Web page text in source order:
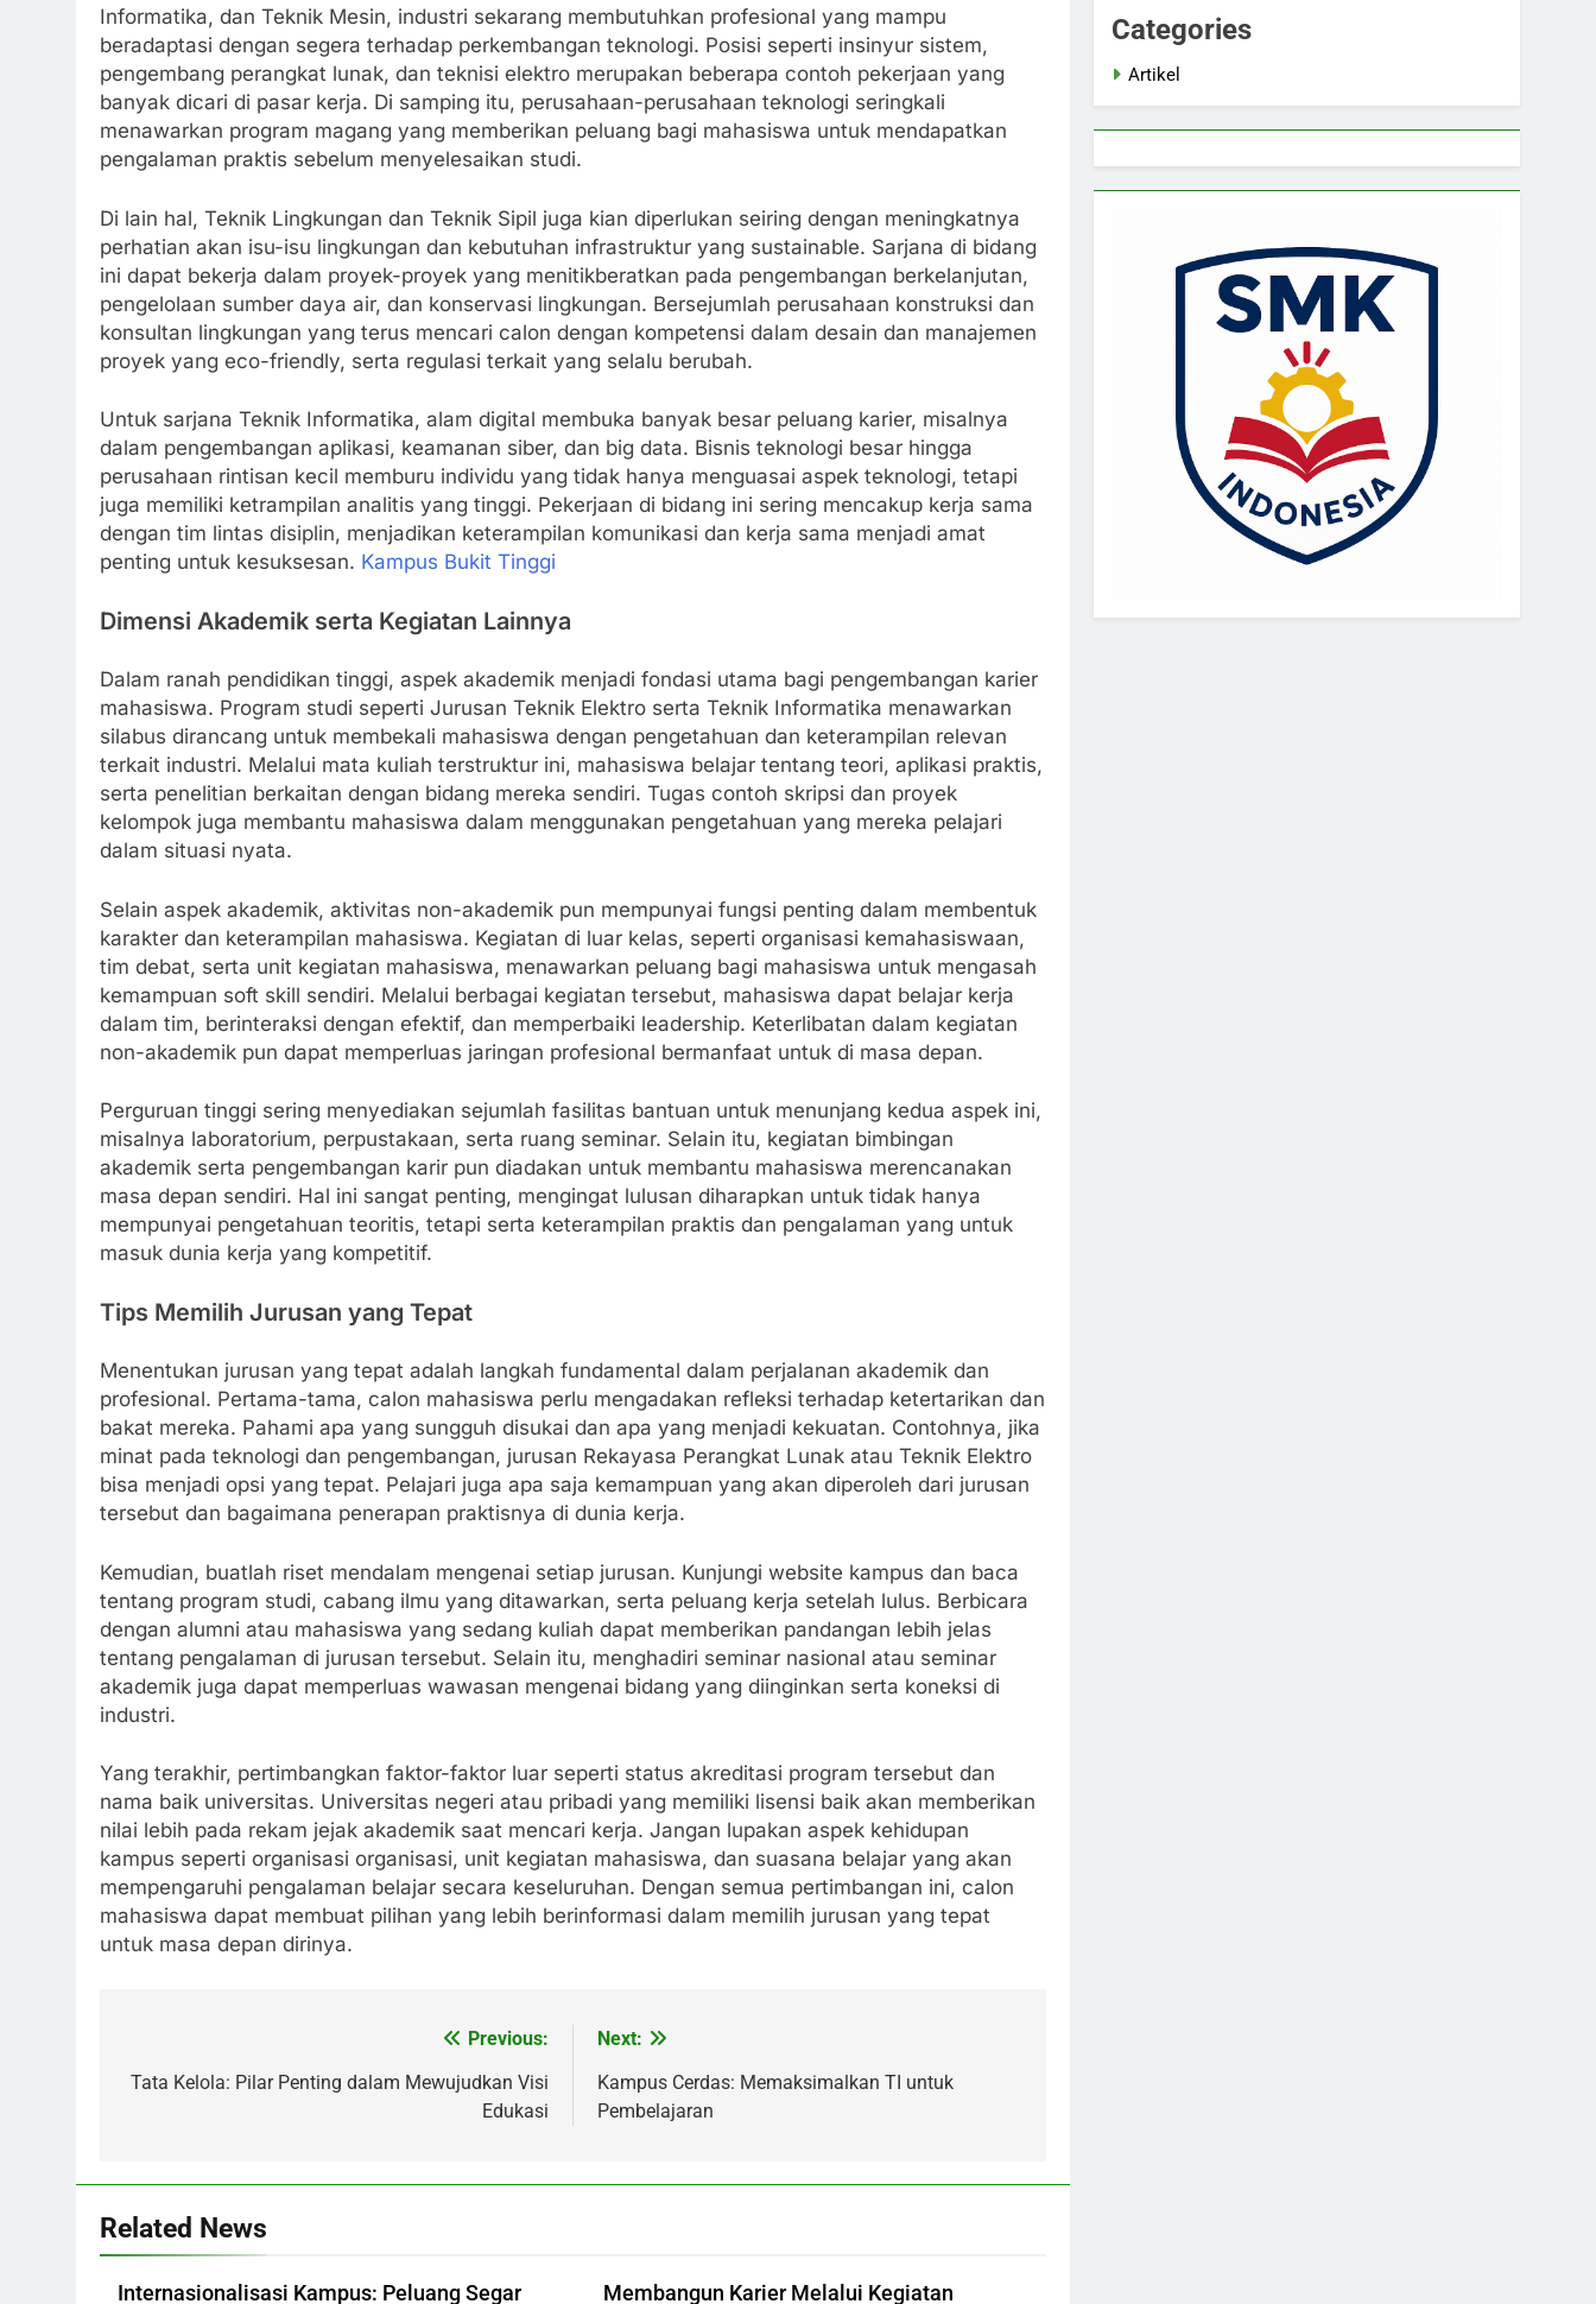
Informatika, dan Teknik Mesin, industri sekarang membutuhkan profesional yang mampu
beradaptasi dengan segera terhadap perkembangan teknologi. Posisi seperti insinyur sistem,
pengembang perangkat lunak, dan teknisi elektro merupakan beberapa contoh pekerjaan yang
banyak dicari di pasar kerja. Di samping itu, perusahaan-perusahaan teknologi seringkali
menawarkan program magang yang memberikan peluang bagi mahasiswa untuk mendapatkan
pengalaman praktis sebelum menyelesaikan studi.
Di lain hal, Teknik Lingkungan dan Teknik Sipil juga kian diperlukan seiring dengan meningkatnya
perhatian akan isu-isu lingkungan dan kebutuhan infrastruktur yang sustainable. Sarjana di bidang
ini dapat bekerja dalam proyek-proyek yang menitikberatkan pada pengembangan berkelanjutan,
pengelolaan sumber daya air, dan konservasi lingkungan. Bersejumlah perusahaan konstruksi dan
konsultan lingkungan yang terus mencari calon dengan kompetensi dalam desain dan manajemen
proyek yang eco-friendly, serta regulasi terkait yang selalu berubah.
Untuk sarjana Teknik Informatika, alam digital membuka banyak besar peluang karier, misalnya
dalam pengembangan aplikasi, keamanan siber, dan big data. Bisnis teknologi besar hingga
perusahaan rintisan kecil memburu individu yang tidak hanya menguasai aspek teknologi, tetapi
juga memiliki ketrampilan analitis yang tinggi. Pekerjaan di bidang ini sering mencakup kerja sama
dengan tim lintas disiplin, menjadikan keterampilan komunikasi dan kerja sama menjadi amat
penting untuk kesuksesan. Kampus Bukit Tinggi
Dimensi Akademik serta Kegiatan Lainnya
Dalam ranah pendidikan tinggi, aspek akademik menjadi fondasi utama bagi pengembangan karier
mahasiswa. Program studi seperti Jurusan Teknik Elektro serta Teknik Informatika menawarkan
silabus dirancang untuk membekali mahasiswa dengan pengetahuan dan keterampilan relevan
terkait industri. Melalui mata kuliah terstruktur ini, mahasiswa belajar tentang teori, aplikasi praktis,
serta penelitian berkaitan dengan bidang mereka sendiri. Tugas contoh skripsi dan proyek
kelompok juga membantu mahasiswa dalam menggunakan pengetahuan yang mereka pelajari
dalam situasi nyata.
Selain aspek akademik, aktivitas non-akademik pun mempunyai fungsi penting dalam membentuk
karakter dan keterampilan mahasiswa. Kegiatan di luar kelas, seperti organisasi kemahasiswaan,
tim debat, serta unit kegiatan mahasiswa, menawarkan peluang bagi mahasiswa untuk mengasah
kemampuan soft skill sendiri. Melalui berbagai kegiatan tersebut, mahasiswa dapat belajar kerja
dalam tim, berinteraksi dengan efektif, dan memperbaiki leadership. Keterlibatan dalam kegiatan
non-akademik pun dapat memperluas jaringan profesional bermanfaat untuk di masa depan.
Perguruan tinggi sering menyediakan sejumlah fasilitas bantuan untuk menunjang kedua aspek ini,
misalnya laboratorium, perpustakaan, serta ruang seminar. Selain itu, kegiatan bimbingan
akademik serta pengembangan karir pun diadakan untuk membantu mahasiswa merencanakan
masa depan sendiri. Hal ini sangat penting, mengingat lulusan diharapkan untuk tidak hanya
mempunyai pengetahuan teoritis, tetapi serta keterampilan praktis dan pengalaman yang untuk
masuk dunia kerja yang kompetitif.
Tips Memilih Jurusan yang Tepat
Menentukan jurusan yang tepat adalah langkah fundamental dalam perjalanan akademik dan
profesional. Pertama-tama, calon mahasiswa perlu mengadakan refleksi terhadap ketertarikan dan
bakat mereka. Pahami apa yang sungguh disukai dan apa yang menjadi kekuatan. Contohnya, jika
minat pada teknologi dan pengembangan, jurusan Rekayasa Perangkat Lunak atau Teknik Elektro
bisa menjadi opsi yang tepat. Pelajari juga apa saja kemampuan yang akan diperoleh dari jurusan
tersebut dan bagaimana penerapan praktisnya di dunia kerja.
Kemudian, buatlah riset mendalam mengenai setiap jurusan. Kunjungi website kampus dan baca
tentang program studi, cabang ilmu yang ditawarkan, serta peluang kerja setelah lulus. Berbicara
dengan alumni atau mahasiswa yang sedang kuliah dapat memberikan pandangan lebih jelas
tentang pengalaman di jurusan tersebut. Selain itu, menghadiri seminar nasional atau seminar
akademik juga dapat memperluas wawasan mengenai bidang yang diinginkan serta koneksi di
industri.
Yang terakhir, pertimbangkan faktor-faktor luar seperti status akreditasi program tersebut dan
nama baik universitas. Universitas negeri atau pribadi yang memiliki lisensi baik akan memberikan
nilai lebih pada rekam jejak akademik saat mencari kerja. Jangan lupakan aspek kehidupan
kampus seperti organisasi organisasi, unit kegiatan mahasiswa, dan suasana belajar yang akan
mempengaruhi pengalaman belajar secara keseluruhan. Dengan semua pertimbangan ini, calon
mahasiswa dapat membuat pilihan yang lebih berinformasi dalam memilih jurusan yang tepat
untuk masa depan dirinya.
navigation
Previous:
Tata Kelola: Pilar Penting dalam Mewujudkan Visi
Edukasi
Next:
Kampus Cerdas: Memaksimalkan TI untuk
Pembelajaran
Related News
Internasionalisasi Kampus: Peluang Segar Membangun Karier Melalui Kegiatan
Categories
Artikel